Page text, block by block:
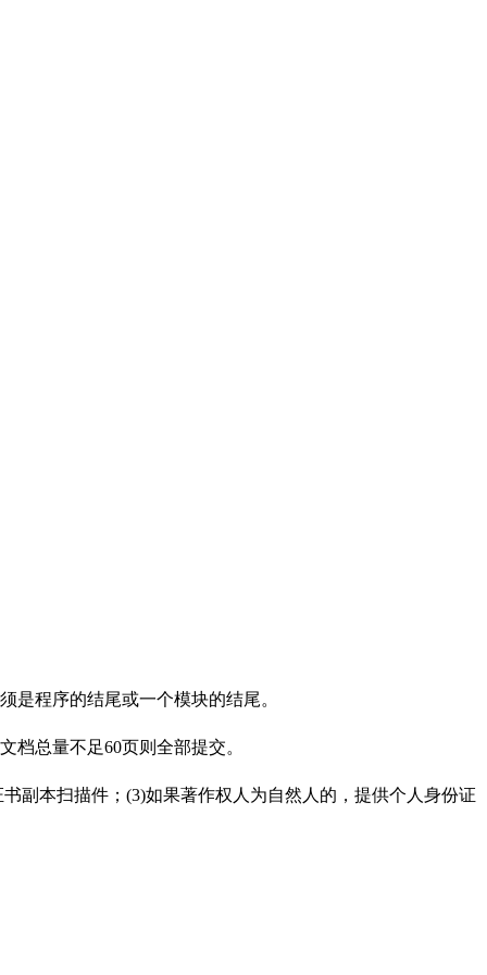
是程序的结尾或一个模块的结尾。
档总量不足60页则全部提交。
副本扫描件；(3)如果著作权人为自然人的，提供个人身份证